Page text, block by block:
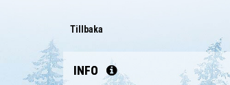
Tillbaka
INFO